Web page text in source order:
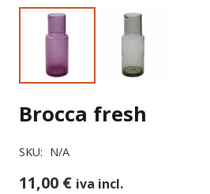
Brocca fresh
SKU: N/A
11,00 € iva incl.